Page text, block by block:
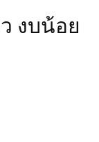
งบน้อย